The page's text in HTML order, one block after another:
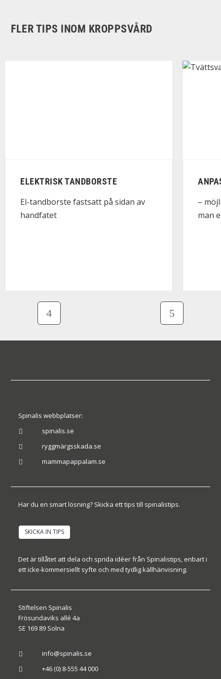
FLER TIPS INOM KROPPSVÅRD
ELEKTRISK TANDBORSTE
El-tandborste fastsatt på sidan av
handfatet
–
man
Spinalis webbplatser:
 spinalis.se
 ryggmärgsskada.se
 mammapappalam.se
Har du en smart lösning? Skicka ett tips till spinalistips.
SKICKA IN TIPS
Det är tillåtet att dela och sprida idéer från Spinalistips, enbart i
ett icke-kommersiellt syfte och med tydlig källhänvisning.
Stiftelsen Spinalis
Frösundaviks allé 4a
SE 169 89 Solna
 info@spinalis.se
 +46 (0) 8-555 44 000